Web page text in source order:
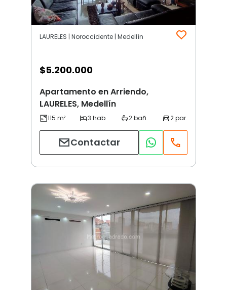
LAURELES | Noroccidente | Medellín
$5.200.000
Apartamento en Arriendo,
LAURELES, Medellín
Contactar